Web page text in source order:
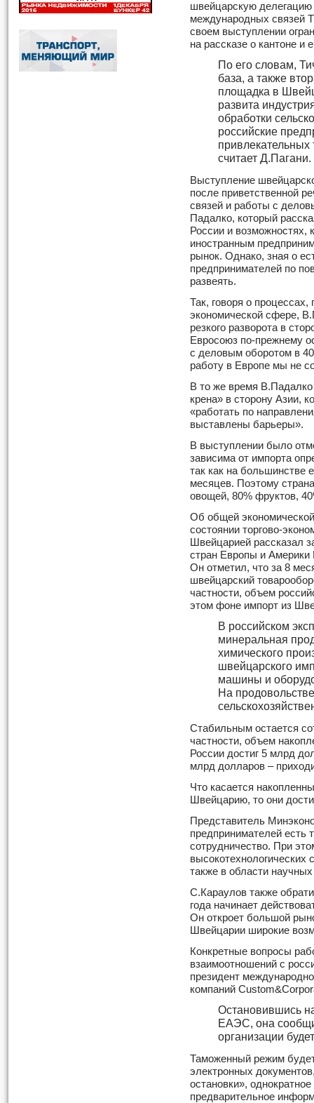
швейцарскую делегацию
международных связей
своем выступлении
на рассказе о кантоне и
По его словам,
база, а также
площадка в
развита
обработки
российские
считает Д.Пагани.
Выступление
после приветственной
связей и работы с
Падалко, который
России и возможностях,
иностранным
рынок. Однако, зная о
предпринимателей по
развеять.
Так, говоря о
экономической сфере,
резкого разворота в
Евросоюз по-прежнему
с деловым оборотом в
работу в Европе мы не
В то же время В.Падалко
крена» в сторону Азии,
«работать по
выставлены барьеры».
В выступлении было
зависима от импорта
так как на большинстве
месяцев. Поэтому
овощей, 80% фруктов,
Об общей
состоянии торгово-
Швейцарией рассказал
стран Европы и Америки
Он отметил, что за 8
швейцарский
частности, объем
этом фоне импорт из
В российском
минеральная
химического
швейцарского
машины и
На
Стабильным остается
частности, объем
России достиг 5 млрд
млрд долларов –
Что касается
Швейцарию, то они
Представитель
предпринимателей есть
сотрудничество. При
высокотехнологических
также в области
С.Караулов также
года начинает
Он откроет большой
Швейцарии широкие
Конкретные вопросы
взаимоотношений с
президент
компаний
Остановившись
ЕАЭС, она
организации
Таможенный режим
электронных
остановки»,
предварительное